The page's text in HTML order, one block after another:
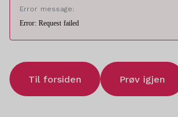
Error message:
Error: Request failed
Til forsiden Prøv igjen